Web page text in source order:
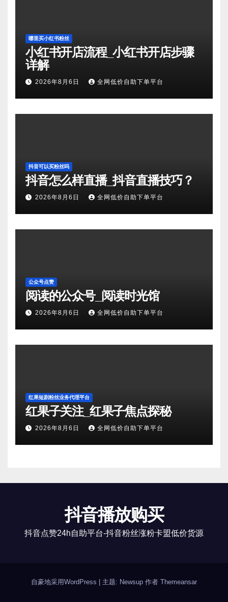
哪里买小红书粉丝
小红书开店流程_小红书开店步骤
详解
2026年8月6日 全网低价自助下单平台
抖音可以买粉丝吗
抖音怎么样直播_抖音直播技巧？
2026年8月6日 全网低价自助下单平台
公众号点赞
阅读的公众号_阅读时光馆
2026年8月6日 全网低价自助下单平台
红果短剧粉丝业务代理平台
红果子关注_红果子焦点探秘
2026年8月6日 全网低价自助下单平台
抖音播放购买
抖音点赞24h自助平台-抖音粉丝涨粉卡盟低价货源
自豪地采用WordPress 主题: Newsup 作者 Themeansar